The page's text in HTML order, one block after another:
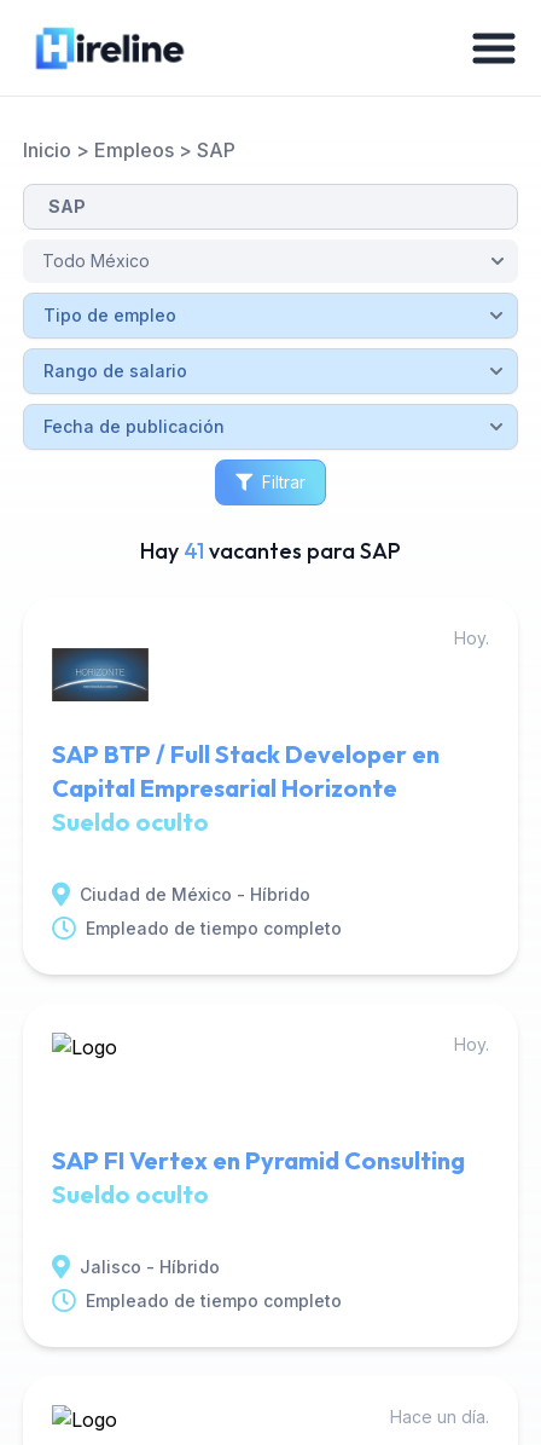
Inicio > Empleos> SAP
Filtrar
Hay 41 vacantes para SAP
Hoy.
SAP BTP / Full Stack Developer en
Capital Empresarial Horizonte
Sueldo oculto
Ciudad de México - Híbrido
Empleado de tiempo completo
Hoy.
SAP FI Vertex en Pyramid Consulting
Sueldo oculto
Jalisco - Híbrido
Empleado de tiempo completo
Hace un día.